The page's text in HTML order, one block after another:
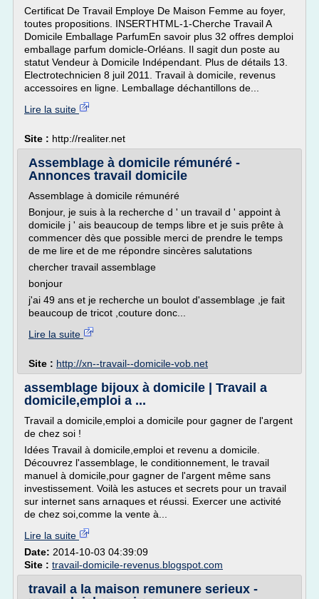
Certificat De Travail Employe De Maison Femme au foyer,
toutes propositions. INSERTHTML-1-Cherche Travail A
Domicile Emballage ParfumEn savoir plus 32 offres demploi
emballage parfum domicle-Orléans. Il sagit dun poste au
statut Vendeur à Domicile Indépendant. Plus de détails 13.
Electrotechnicien 8 juil 2011. Travail à domicile, revenus
accessoires en ligne. Lemballage déchantillons de...
Lire la suite
Site : http://realiter.net
Assemblage à domicile rémunéré -
Annonces travail domicile
Assemblage à domicile rémunéré
Bonjour, je suis à la recherche d ' un travail d ' appoint à
domicile j ' ais beaucoup de temps libre et je suis prête à
commencer dès que possible merci de prendre le temps
de me lire et de me répondre sincères salutations
chercher travail assemblage
bonjour
j'ai 49 ans et je recherche un boulot d'assemblage ,je fait
beaucoup de tricot ,couture donc...
Lire la suite
Site : http://xn--travail--domicile-vob.net
assemblage bijoux à domicile | Travail a
domicile,emploi a ...
Travail a domicile,emploi a domicile pour gagner de l'argent
de chez soi !
Idées Travail à domicile,emploi et revenu a domicile.
Découvrez l'assemblage, le conditionnement, le travail
manuel à domicile,pour gagner de l'argent même sans
investissement. Voilà les astuces et secrets pour un travail
sur internet sans arnaques et réussi. Exercer une activité
de chez soi,comme la vente à...
Lire la suite
Date: 2014-10-03 04:39:09
Site : travail-domicile-revenus.blogspot.com
travail a la maison remunere serieux -